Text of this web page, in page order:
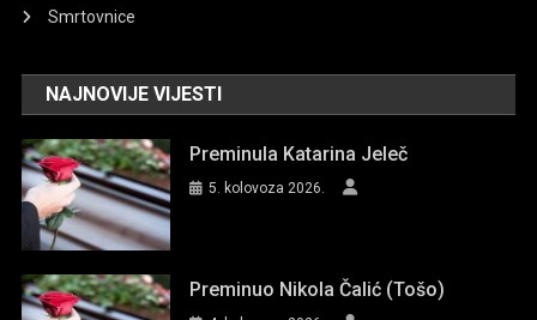
Smrtovnice
NAJNOVIJE VIJESTI
Preminula Katarina Jeleč
5. kolovoza 2026.
Preminuo Nikola Čalić (Tošo)